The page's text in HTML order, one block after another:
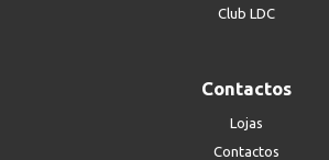
Club LDC
Contactos
Lojas
Contactos